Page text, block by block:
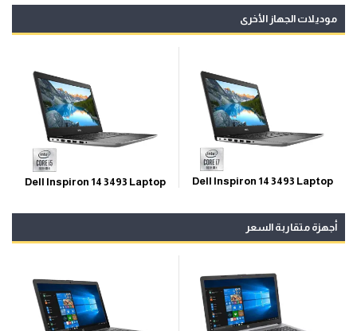
موديلات الجهاز الأخرى
Dell Inspiron 14 3493 Laptop
Dell Inspiron 14 3493 Laptop
أجهزة متقاربة السعر